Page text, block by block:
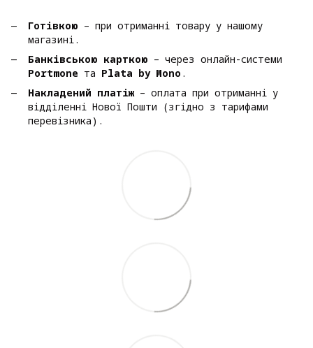
Готівкою – при отриманні товару у нашому
магазині.
Банківською карткою – через онлайн-системи
Portmone та Plata by Mono .
Накладений платіж– оплата при отриманні у
відділенні Нової Пошти (згідно з тарифами
перевізника).